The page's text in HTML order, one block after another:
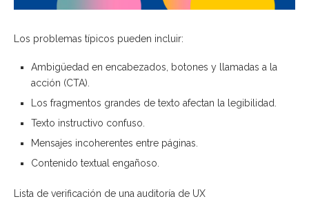
Los problemas típicos pueden incluir:
Ambigüedad en encabezados, botones y llamadas a la
acción (CTA).
Los fragmentos grandes de texto afectan la legibilidad.
Texto instructivo confuso.
Mensajes incoherentes entre páginas.
Contenido textual engañoso.
Lista de verificación de una auditoría de UX